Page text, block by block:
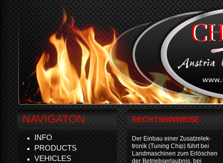
RECHTSHINWEISE
Der Einbau einer Zusatzelek-
tronik (Tuning Chip) führt bei
Landmaschinen zum Erlöschen
der Betriebserlaubnis, bei
NAVIGATON
INFO
PRODUCTS
VEHICLES